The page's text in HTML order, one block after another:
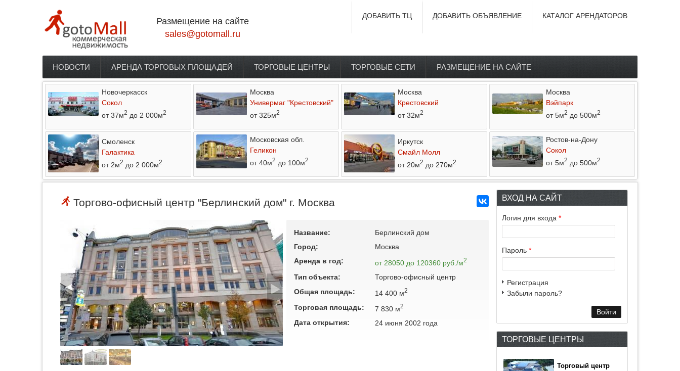
Размещение на сайте
sales@gotomall.ru
КАТАЛОГ АРЕНДАТОРОВ
ДОБАВИТЬ ОБЪЯВЛЕНИЕ
ДОБАВИТЬ ТЦ
Главное меню
НОВОСТИ АРЕНДА ТОРГОВЫХ ПЛОЩАДЕЙ ТОРГОВЫЕ ЦЕНТРЫ ТОРГОВЫЕ СЕТИ РАЗМЕЩЕНИЕ НА САЙТЕ
Новочеркасск
Сокол
от 37м2 до 2 000м2
Москва
Универмаг "Крестовский"
от 325м2
Москва
Крестовский
от 32м2
Москва
Вэйпарк
от 5м2 до 500м2
Смоленск
Галактика
от 2м2 до 2 000м2
Московская обл.
Геликон
от 40м2 до 100м2
Иркутск
Смайл Молл
от 20м2 до 270м2
Ростов-на-Дону
Сокол
от 5м2 до 500м2
Торгово-офисный центр "Берлинский дом" г. Москва
Название:
Берлинский дом
Город:
Москва
Аренда в год:
от 28050 до 120360 руб./м2
Тип объекта:
Торгово-офисный центр
Общая площадь:
14 400 м2
Торговая площадь: 7 830 м2
Дата открытия: 24 июня 2002 года
ВХОД НА САЙТ
Логин для входа *
Пароль *
Регистрация
Забыли пароль?
ТОРГОВЫЕ ЦЕНТРЫ
Торговый центр